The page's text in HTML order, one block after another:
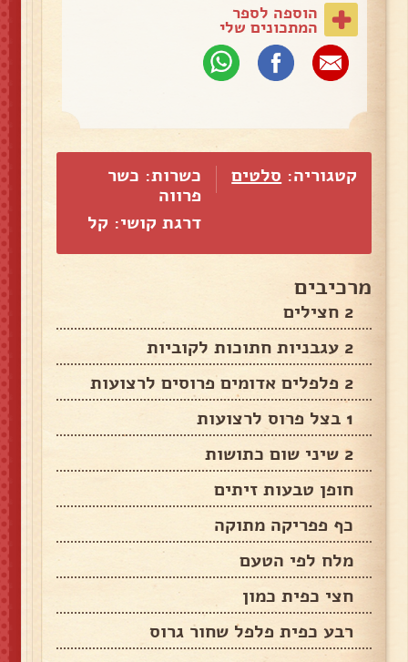
הוספה לספר
המתכונים שלי
קטגוריה: סלטים
כשרות: כשר
פרווה
דרגת קושי: קל
מרכיבים
2 חצילים
2 עגבניות חתוכות לקוביות
2 פלפלים אדומים פרוסים לרצועות
1 בצל פרוס לרצועות
2 שיני שום כתושות
חופן טבעות זיתים
כף פפריקה מתוקה
מלח לפי הטעם
חצי כפית כמון
רבע כפית פלפל שחור גרוס